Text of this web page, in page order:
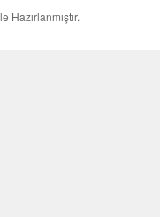
Hazırlanmıştır.